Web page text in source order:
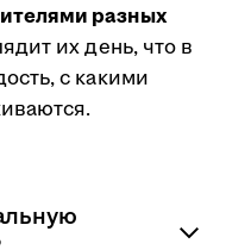
разных
их день, что в
с какими